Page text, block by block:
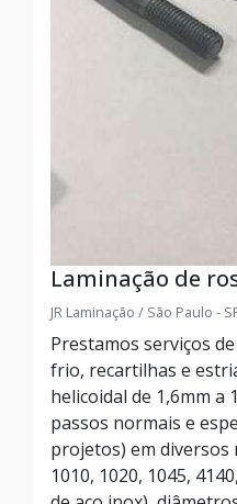
Laminação de
JR Laminação / São Paulo -
Prestamos serviços
frio, recartilhas e
helicoidal de 1,6mm a
passos normais e
projetos) em diversos
1010, 1020, 1045,